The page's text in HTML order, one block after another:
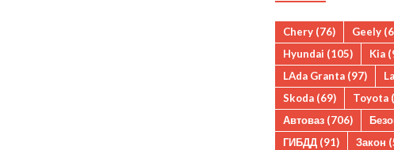
Chery (76) Geely
Hyundai (105) Kia
LAda Granta (97)
Skoda (69) Toyota
Автоваз (706)
ГИБДД (91) Закон